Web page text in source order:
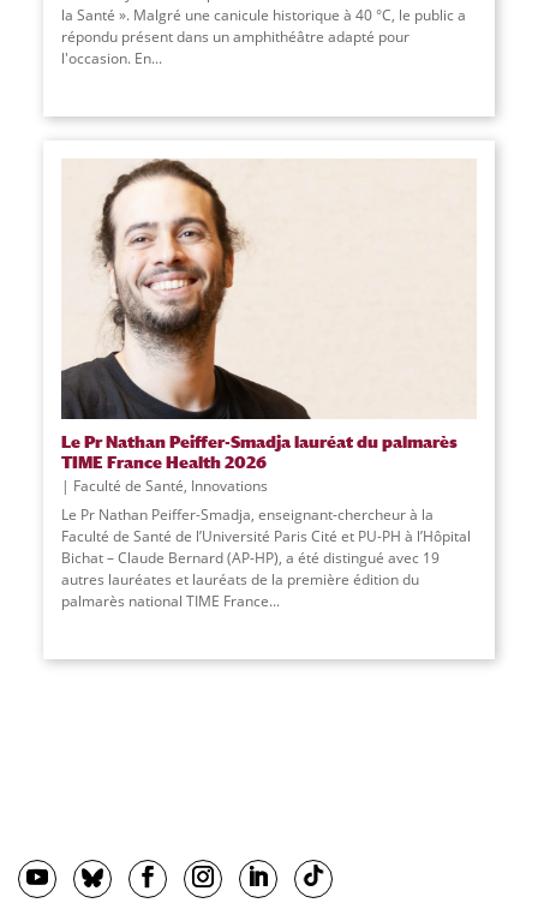
la Santé ». Malgré une canicule historique à 40 °C, le public a
répondu présent dans un amphithéâtre adapté pour
l'occasion. En...
Le Pr Nathan Peiffer-Smadja lauréat du palmarès
TIME France Health 2026
Faculté de Santé, Innovations
Le Pr Nathan Peiffer-Smadja, enseignant-chercheur à la
Faculté de Santé de l’Université Paris Cité et PU-PH à l’Hôpital
Bichat – Claude Bernard (AP-HP), a été distingué avec 19
autres lauréates et lauréats de la première édition du
palmarès national TIME France...